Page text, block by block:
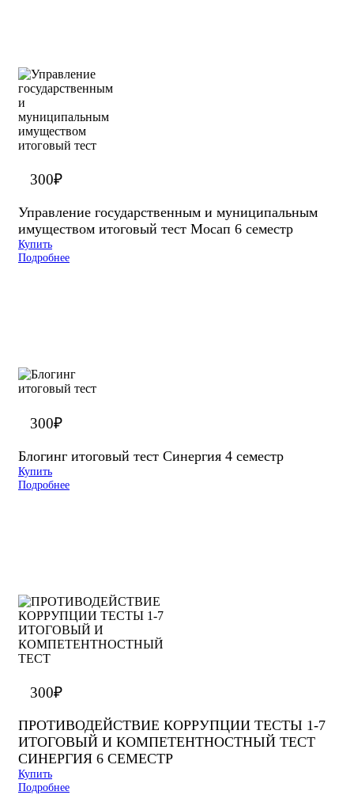
300₽
Управление государственным и муниципальным
имуществом итоговый тест Мосап 6 семестр
Купить
Подробнее
300₽
Блогинг итоговый тест Синергия 4 семестр
Купить
Подробнее
300₽
ПРОТИВОДЕЙСТВИЕ КОРРУПЦИИ ТЕСТЫ 1-7
ИТОГОВЫЙ И КОМПЕТЕНТНОСТНЫЙ ТЕСТ
СИНЕРГИЯ 6 СЕМЕСТР
Купить
Подробнее